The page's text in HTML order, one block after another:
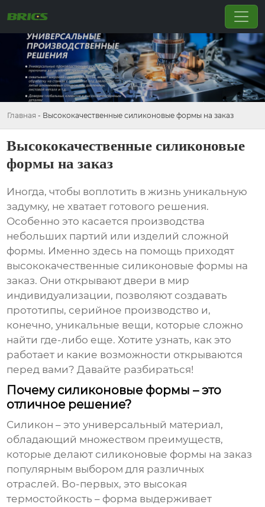
Главная - Высококачественные силиконовые формы на заказ
Высококачественные силиконовые
формы на заказ
Иногда, чтобы воплотить в жизнь уникальную
задумку, не хватает готового решения.
Особенно это касается производства
небольших партий или изделий сложной
формы. Именно здесь на помощь приходят
высококачественные силиконовые формы на
заказ. Они открывают двери в мир
индивидуализации, позволяют создавать
прототипы, серийное производство и,
конечно, уникальные вещи, которые сложно
найти где-либо еще. Хотите узнать, как это
работает и какие возможности открываются
перед вами? Давайте разбираться!
Почему силиконовые формы – это
отличное решение?
Силикон – это универсальный материал,
обладающий множеством преимуществ,
которые делают силиконовые формы на заказ
популярным выбором для различных
отраслей. Во-первых, это высокая
термостойкость – форма выдерживает